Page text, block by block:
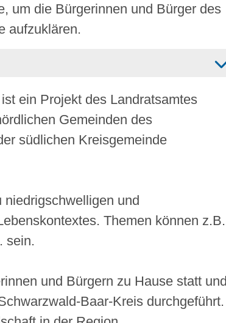
um die Bürgerinnen und Bürger des
aufzuklären.
ein Projekt des Landratsamtes
Gemeinden des
südlichen Kreisgemeinde
und
Themen können z.B.
sein.
und Bürgern zu Hause statt und
Baar-Kreis durchgeführt.